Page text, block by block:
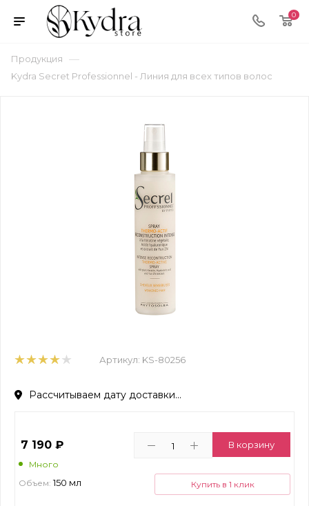
0
Продукция —
Kydra Secret Professionnel - Линия для всех типов волос
Артикул: KS-80256
Рассчитываем дату доставки...
7 190 ₽
Много
Объем: 150 мл
В корзину
Купить в 1 клик